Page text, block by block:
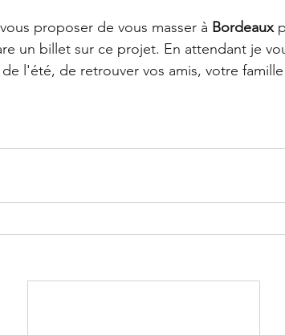
proposer de vous masser à Bordeaux
un billet sur ce projet. En attendant je
l'été, de retrouver vos amis, votre